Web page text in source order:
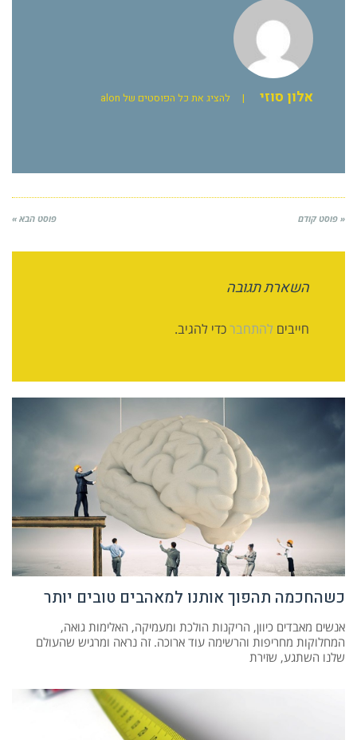
אלון סוזי | להציג את כל הפוסטים של alon
« פוסט קודם פוסט הבא »
השארת תגובה
חייבים להתחברכדי להגיב.
כשהחכמה תהפוך אותנו למאהבים טובים יותר
אנשים מאבדים כיוון, הריקנות הולכת ומעמיקה, האלימות גואה,
המחלוקות מחריפות והרשימה עוד ארוכה. זה נראה ומרגיש שהעולם
שלנו השתגע, שזירת